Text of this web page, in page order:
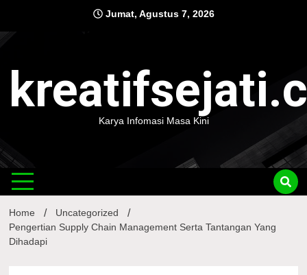
content
Jumat, Agustus 7, 2026
Karya Infomasi Masa Kini
Home
Uncategorized
Pengertian Supply Chain Management Serta Tantangan Yang
Dihadapi